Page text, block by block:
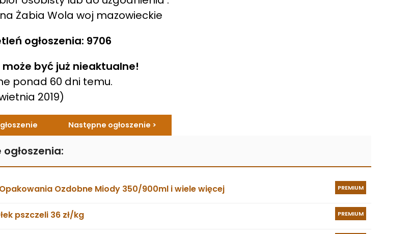
Żabia Wola woj mazowieckie
ogłoszenia: 9706
może być już nieaktualne!
ponad 60 dni temu.
2019)
Następne ogłoszenie >
PREMIUM
Opakowania Ozdobne Miody 350/900ml i wiele więcej
PREMIUM
pszczeli 36 zł/kg